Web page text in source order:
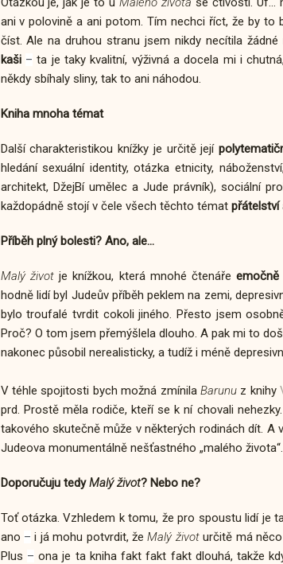
ani v polovině a ani potom. Tím nechci říct, že by to
číst. Ale na druhou stranu jsem nikdy necítila
kaši – ta je taky kvalitní, výživná a docela mi i chutná,
někdy sbíhaly sliny, tak to ani náhodou.
Kniha mnoha témat
Další charakteristikou knížky je určitě její
hledání sexuální identity, otázka etnicity,
architekt, DžejBí umělec a Jude právník), sociální
každopádně stojí v čele všech těchto témat přátelství
Příběh plný bolesti? Ano, ale...
Malý život je knížkou, která mnohé čtenářeemočně
hodně lidí byl Judeův příběh peklem na zemi,
bylo troufalé tvrdit cokoli jiného. Přesto jsem
Proč? O tom jsem přemýšlela dlouho. A pak mi to
nakonec působil nerealisticky, a tudíž i méně
V téhle spojitosti bych možná zmínila Barunuz knihy
prd. Prostě měla rodiče, kteří se k ní chovali
takového skutečně může v některých rodinách dít. A
Judeova monumentálně nešťastného „malého života“.
Doporučuju tedyMalý život? Nebo ne?
Toť otázka. Vzhledem k tomu, že pro spoustu lidí je
ano – i já mohu potvrdit, žeMalý životurčitě má něco
Plus – ona je ta kniha fakt fakt fakt dlouhá, takže